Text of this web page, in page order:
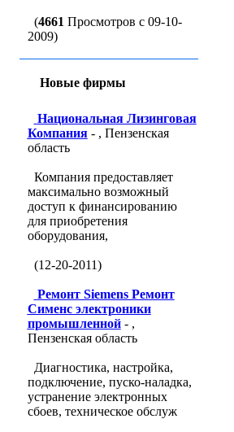
(4661 Просмотров с 09-10-
2009)
Новые фирмы
Национальная Лизинговая
Компания- , Пензенская
область
Компания предоставляет
максимально возможный
доступ к финансированию
для приобретения
оборудования,
(12-20-2011)
Ремонт Siemens Ремонт
Сименс электроники
промышленной- ,
Пензенская область
Диагностика, настройка,
подключение, пуско-наладка,
устранение электронных
сбоев, техническое обслуж